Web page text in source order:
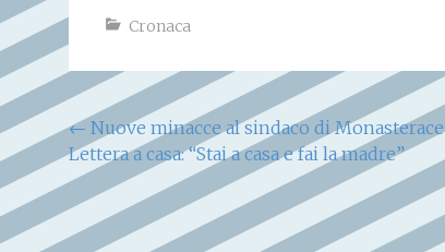
Cronaca
Navigazione
articoli
← Nuove minacce al sindaco di Monasterace
Lettera a casa: “Stai a casa e fai la madre”